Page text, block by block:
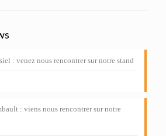
: venez nous rencontrer sur notre stand
: viens nous rencontrer sur notre